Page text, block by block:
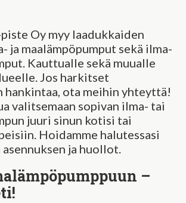
Oy myy laadukkaiden
ja maalämpöpumput sekä ilma-
Kauttualle sekä muualle
Jos harkitset
hankintaa, ota meihin yhteyttä!
valitsemaan sopivan ilma- tai
juuri sinun kotisi tai
Hoidamme halutessasi
ja huollot.
–